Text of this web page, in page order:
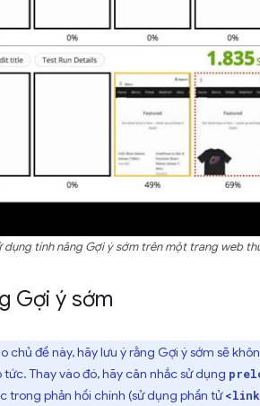
dụng tính năng Gợi ý sớm trên một trang web
Gợi ý sớm
chủ đề này, hãy lưu ý rằng Gợi ý sớm sẽ
Thay vào đó, hãy cân nhắc sử dụng
trong phản hồi chính (sử dụng phần tử